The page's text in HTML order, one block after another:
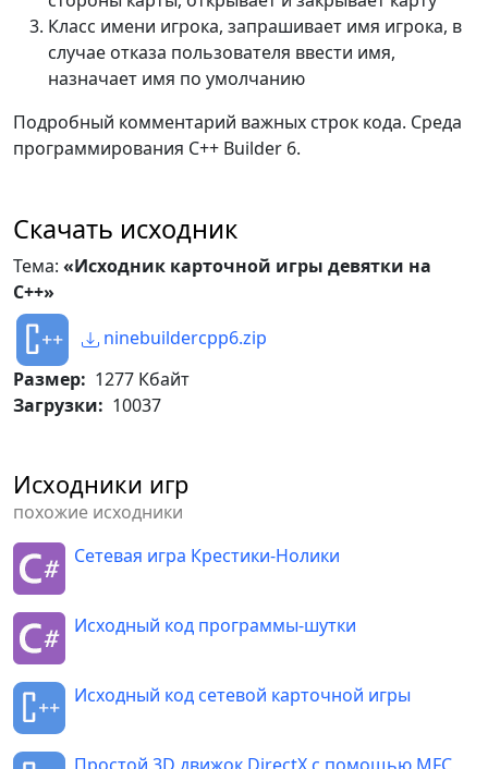
Класс имени игрока, запрашивает имя игрока, в
случае отказа пользователя ввести имя,
назначает имя по умолчанию
Подробный комментарий важных строк кода. Среда
программирования C++ Builder 6.
Скачать исходник
Тема: «Исходник карточной игры девятки на
С++»
ninebuildercpp6.zip
Размер: 1277 Кбайт
Загрузки: 10037
Исходники игр
похожие исходники
Сетевая игра Крестики-Нолики
Исходный код программы-шутки
Исходный код сетевой карточной игры